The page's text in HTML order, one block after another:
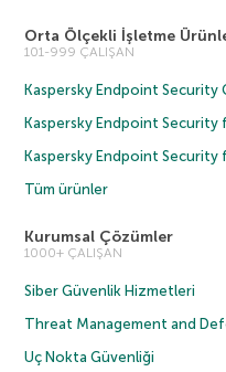
Orta Ölçekli İşletme
101-999 ÇALIŞAN
Kaspersky Endpoint Security
Kaspersky Endpoint Security
Kaspersky Endpoint Security
Tüm ürünler
Kurumsal Çözümler
1000+ ÇALIŞAN
Siber Güvenlik Hizmetleri
Threat Management and
Uç Nokta Güvenliği